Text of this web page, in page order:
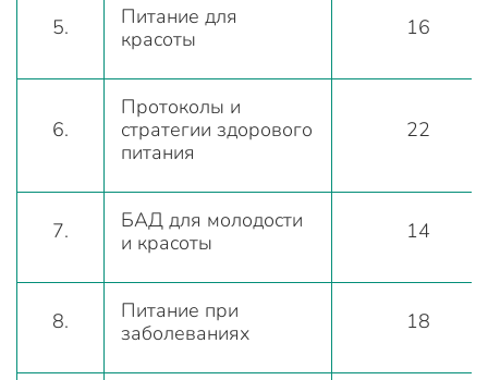
5.
Питание для
красоты
16
6.
Протоколы и
стратегии здорового
питания
22
7.
БАД для молодости
и красоты
14
8.
Питание при
заболеваниях
18